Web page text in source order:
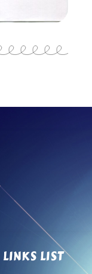
LINKS LIST